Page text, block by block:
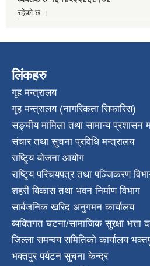
रहेको छ ।
लिंकहरु
गृह मन्त्रालय
गृह मन्त्रालय (नागरिकता सिफारिस)
सङ्घीय मामिला तथा सामान्य प्रशासन
संचार तथा सुचना प्रविधि मन्त्रालय
राष्टि्ृय योजना आयोग
राष्टि्ृय परिचयपत्र तथा पञ्जिकरण
शहरी बिकास तथा भवन निर्माण विभाग
सार्बजनिक खरिद अनुगमन कार्यालय
ब्यक्तिगत घटना/सामाजिक सुरक्षा भत्ता
जिल्ला समन्वय समितिको कार्यालय
भक्तपुर पर्यटन सुचना केन्द्र